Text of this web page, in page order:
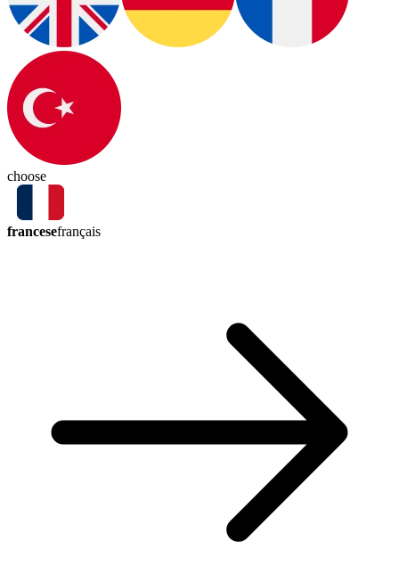
choose
francesefrançais